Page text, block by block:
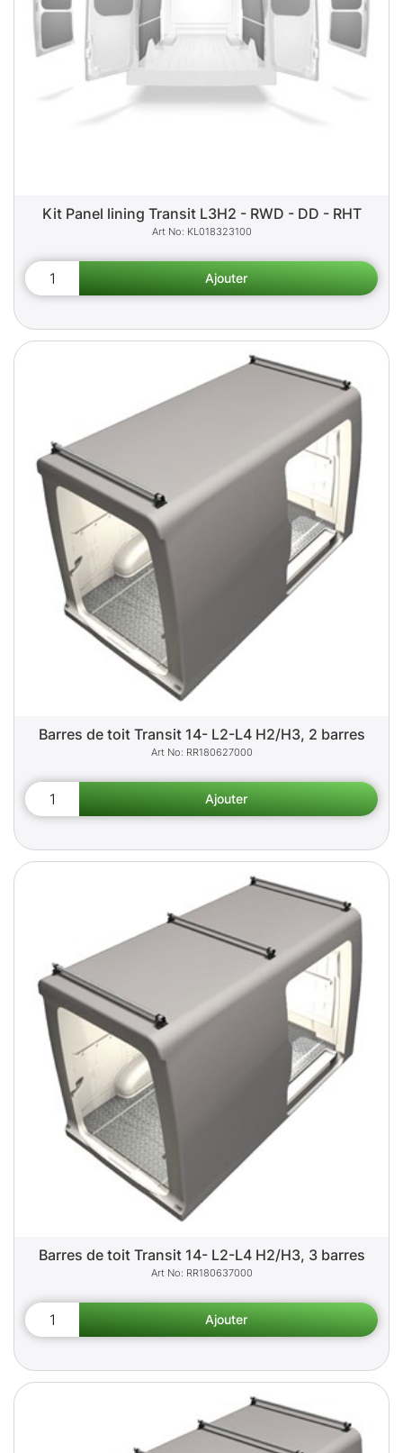
Kit Panel lining Transit L3H2 - RWD - DD - RHT
KL018323100
Barres de toit Transit 14- L2-L4 H2/H3, 2 barres
RR180627000
Barres de toit Transit 14- L2-L4 H2/H3, 3 barres
RR180637000